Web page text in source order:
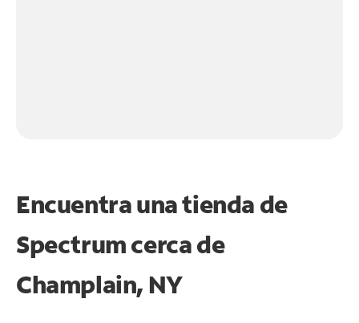
Encuentra una tienda de
Spectrumcerca de
Champlain, NY